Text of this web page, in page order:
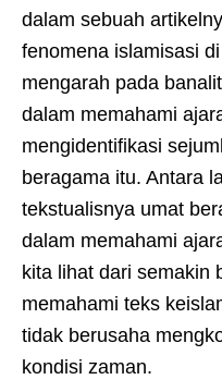
dalam sebuah
fenomena islamisasi
mengarah pada
dalam memahami
mengidentifikasi
beragama itu. Antara
tekstualisnya umat
dalam memahami
kita lihat dari semakin
memahami teks
tidak berusaha
kondisi zaman.